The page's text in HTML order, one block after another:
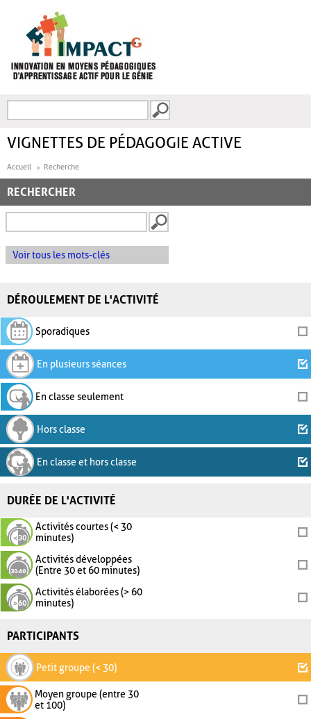
FORMULAIRE DE
VIGNETTES DE PÉDAGOGIE ACTIVE
Accueil Recherche
RECHERCHER
Voir tous les mots-clés
DÉROULEMENT DE L'ACTIVITÉ
Sporadiques
En plusieurs séances
En classe seulement
Hors classe
En classe et hors classe
DURÉE DE L'ACTIVITÉ
Activités courtes (< 30
minutes)
Activités développées
(Entre 30 et 60 minutes)
Activités élaborées (> 60
minutes)
PARTICIPANTS
Petit groupe (< 30)
Moyen groupe (entre 30
et 100)